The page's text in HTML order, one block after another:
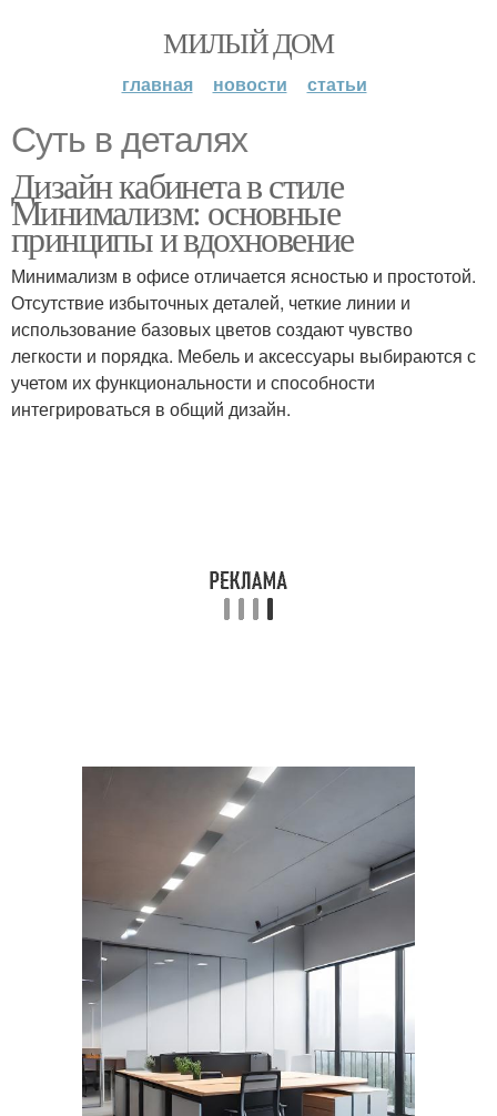
МИЛЫЙ ДОМ
главная новости статьи
Суть в деталях
Дизайн кабинета в стиле
Минимализм: основные
принципы и вдохновение
Минимализм в офисе отличается ясностью и простотой.
Отсутствие избыточных деталей, четкие линии и
использование базовых цветов создают чувство
легкости и порядка. Мебель и аксессуары выбираются с
учетом их функциональности и способности
интегрироваться в общий дизайн.